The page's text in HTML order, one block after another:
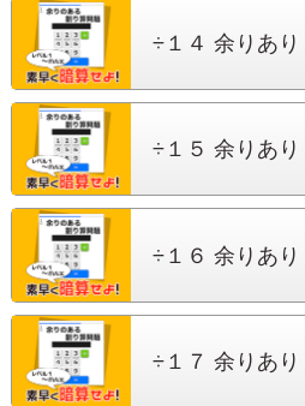
÷１４ 余りあり
÷１５ 余りあり
÷１６ 余りあり
÷１７ 余りあり